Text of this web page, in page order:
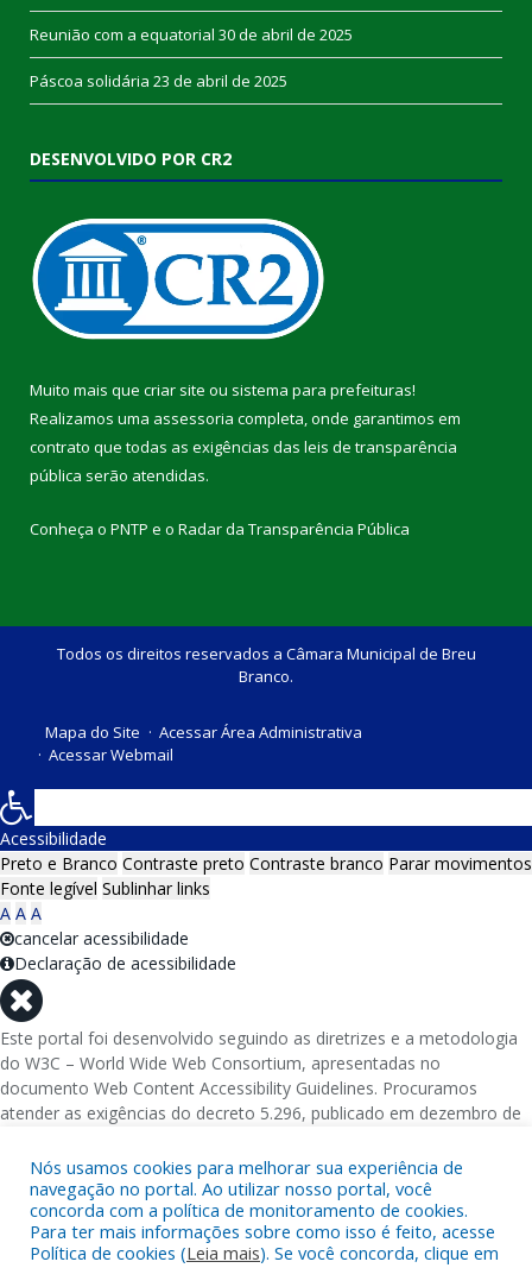
Reunião com a equatorial 30 de abril de 2025
Páscoa solidária 23 de abril de 2025
DESENVOLVIDO POR CR2
Muito mais que criar site ou sistema para prefeituras!
Realizamos uma assessoria completa, onde garantimos em
contrato que todas as exigências das leis de transparência
pública serão atendidas.
Conheça o PNTP e o Radar da Transparência Pública
Todos os direitos reservados a Câmara Municipal de Breu
Branco.
Mapa do Site
Acessar Área Administrativa
Acessar Webmail
Nós usamos cookies para melhorar sua experiência de
navegação no portal. Ao utilizar nosso portal, você
concorda com a política de monitoramento de cookies.
Para ter mais informações sobre como isso é feito, acesse
Política de cookies (Leia mais). Se você concorda, clique em
Acessibilidade
Preto e Branco Contraste preto Contraste branco Parar movimentos
Fonte legível Sublinhar links
A A A
cancelar acessibilidade
Declaração de acessibilidade
Este portal foi desenvolvido seguindo as diretrizes e a metodologia
do W3C – World Wide Web Consortium, apresentadas no
documento Web Content Accessibility Guidelines. Procuramos
atender as exigências do decreto 5.296, publicado em dezembro de
eletrônicos da administração pública na rede mundial de
computadores para o uso das pessoas com necessidades especiais,
garantindo-lhes o pleno acesso aos conteúdos disponíveis.
Além de validações automáticas, foram realizados testes em